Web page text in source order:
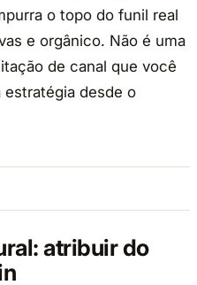
o topo do funil real
e orgânico. Não é uma
de canal que você
estratégia desde o
atribuir do